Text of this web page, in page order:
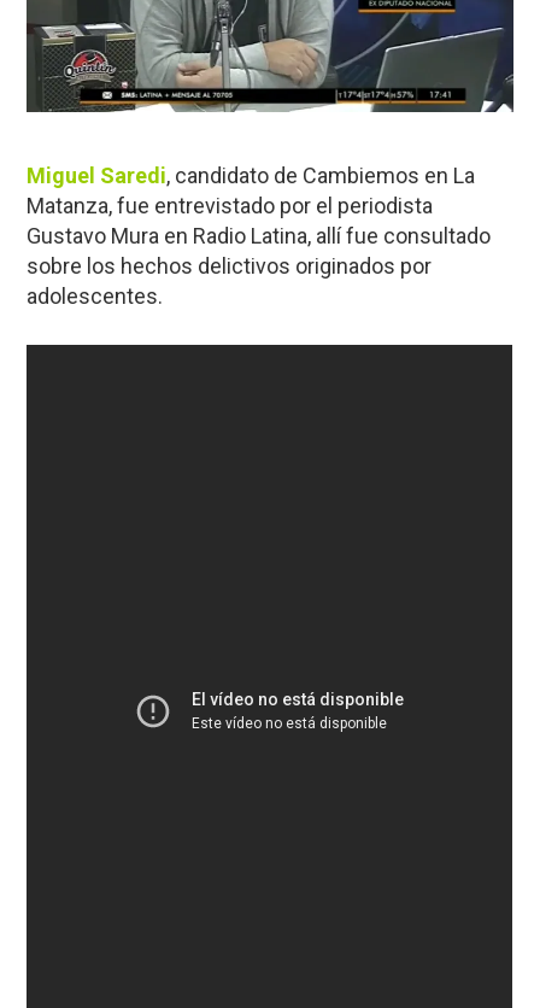
Miguel Saredi, candidato de Cambiemos en La
Matanza, fue entrevistado por el periodista
Gustavo Mura en Radio Latina, allí fue consultado
sobre los hechos delictivos originados por
adolescentes.